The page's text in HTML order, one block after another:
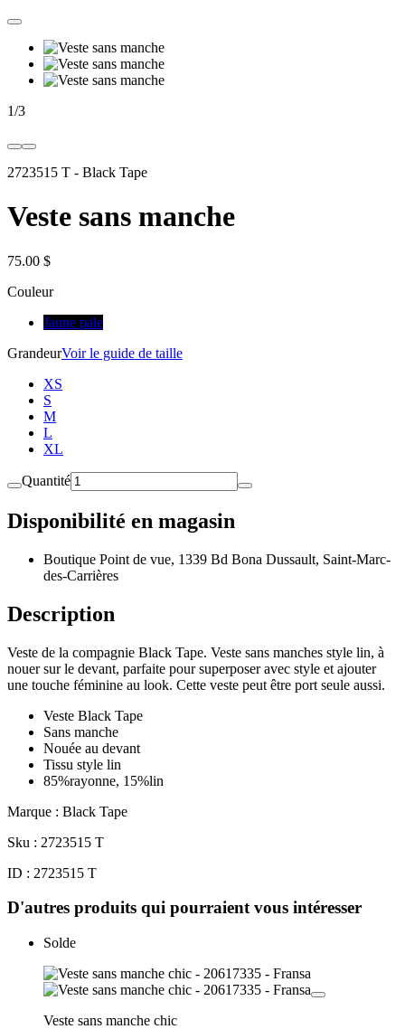
1/3
2723515 T - Black Tape
Veste sans manche
75.00 $
Couleur
Jaune pale
GrandeurVoir le guide de taille
XS
S
M
L
XL
Quantité
Disponibilité en magasin
Boutique Point de vue, 1339 Bd Bona Dussault, Saint-Marc-
des-Carrières
Description
Veste de la compagnie Black Tape. Veste sans manches style lin, à
nouer sur le devant, parfaite pour superposer avec style et ajouter
une touche féminine au look. Cette veste peut être port seule aussi.
Veste Black Tape
Sans manche
Nouée au devant
Tissu style lin
85%rayonne, 15%lin
Marque : Black Tape
Sku : 2723515 T
ID : 2723515 T
D'autres produits qui pourraient vous intéresser
Solde
Veste sans manche chic